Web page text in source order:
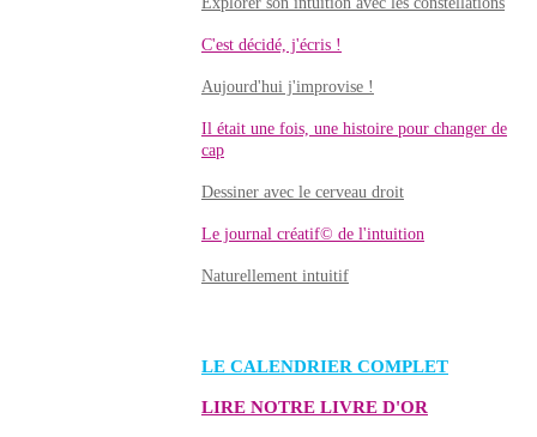
C'est décidé, j'écris !
Aujourd'hui j'improvise !
Il était une fois, une histoire pour changer de
cap
Dessiner avec le cerveau droit
Le journal créatif© de l'intuition
Naturellement intuitif
LE CALENDRIER COMPLET
LIRE NOTRE LIVRE D'OR